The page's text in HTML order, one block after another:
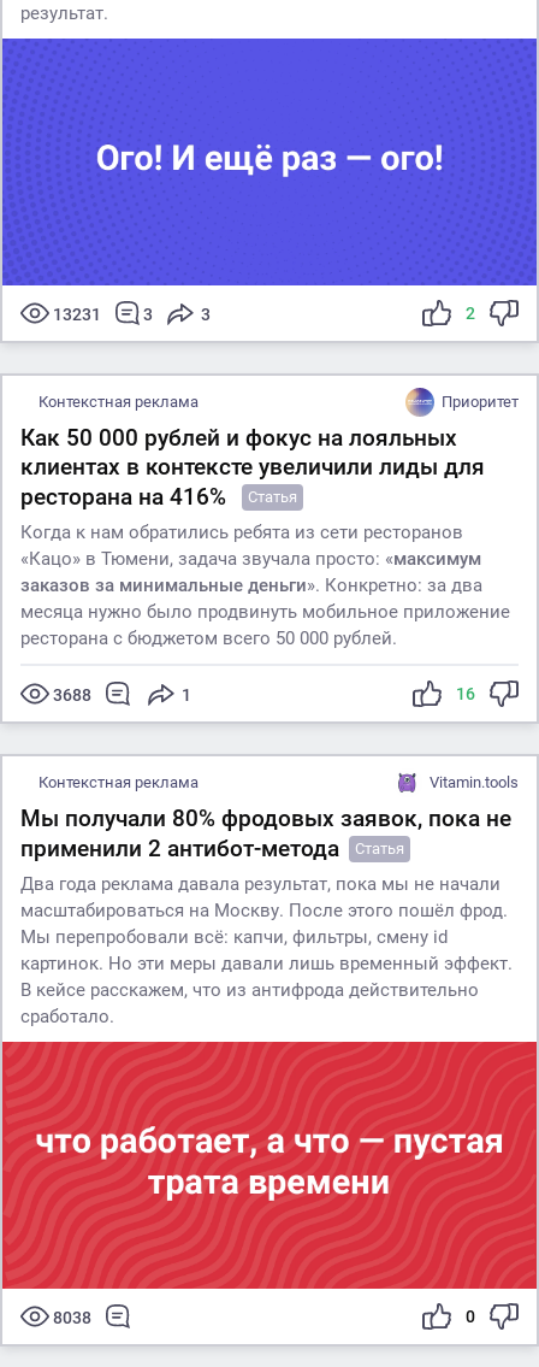
результат.
13231 3 3 2
Контекстная реклама Приоритет
Как 50 000 рублей и фокус на лояльных
клиентах в контексте увеличили лиды для
ресторана на 416%
Статья
Когда к нам обратились ребята из сети ресторанов
«Кацо» в Тюмени, задача звучала просто: «максимум
заказов за минимальные деньги». Конкретно: за два
месяца нужно было продвинуть мобильное приложение
ресторана с бюджетом всего 50 000 рублей.
3688 1 16
Контекстная реклама Vitamin.tools
Мы получали 80% фродовых заявок, пока не
применили 2 антибот-метода
Статья
Два года реклама давала результат, пока мы не начали
масштабироваться на Москву. После этого пошёл фрод.
Мы перепробовали всё: капчи, фильтры, смену id
картинок. Но эти меры давали лишь временный эффект.
В кейсе расскажем, что из антифрода действительно
сработало.
8038 0